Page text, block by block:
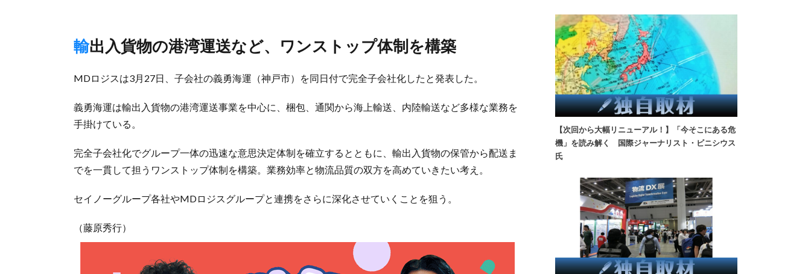
輸出入貨物の港湾運送など、ワンストップ体制を構築
MDロジスは3月27日、子会社の義勇海運（神戸市）を同日付で完全子会社化したと発表した。
義勇海運は輸出入貨物の港湾運送事業を中心に、梱包、通関から海上輸送、内陸輸送など多様な業務を
手掛けている。
完全子会社化でグループ一体の迅速な意思決定体制を確立するとともに、輸出入貨物の保管から配送ま
でを一貫して担うワンストップ体制を構築。業務効率と物流品質の双方を高めていきたい考え。
セイノーグループ各社やMDロジスグループと連携をさらに深化させていくことを狙う。
（藤原秀行）
【次回から大幅リニューアル！】「今そこにある危
機」を読み解く 国際ジャーナリスト・ビニシウス
氏